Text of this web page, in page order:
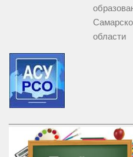
области